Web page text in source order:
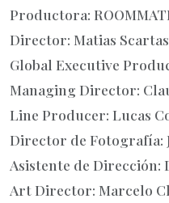
Productora:
Director: Matias
Global Executive
Managing Director:
Line Producer: Lucas
Director de Fotografía:
Asistente de Dirección:
Art Director: Marcelo